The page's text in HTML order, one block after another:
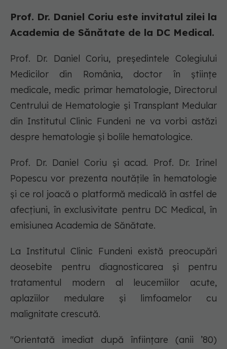
Prof. Dr. Daniel Coriu este invitatul zilei la
Academia de Sănătate de la DC Medical.
Prof. Dr. Daniel Coriu, preşedintele Colegiului
Medicilor din România, doctor în științe
medicale, medic primar hematologie, Directorul
Centrului de Hematologie și Transplant Medular
din Institutul Clinic Fundeni ne va vorbi astăzi
despre hematologie și bolile hematologice.
Prof. Dr. Daniel Coriu și acad. Prof. Dr. Irinel
Popescu vor prezenta noutățile în hematologie
și ce rol joacă o platformă medicală în astfel de
afecțiuni, în exclusivitate pentru DC Medical, în
emisiunea Academia de Sănătate.
La Institutul Clinic Fundeni există preocupări
deosebite pentru diagnosticarea și pentru
tratamentul modern al leucemiilor acute,
aplaziilor medulare și limfoamelor cu
malignitate crescută.
"Orientată imediat după înființare (anii ’80)